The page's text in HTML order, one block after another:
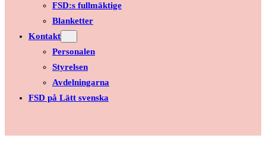
FSD:s fullmäktige
Blanketter
Kontakt
Personalen
Styrelsen
Avdelningarna
FSD på Lätt svenska